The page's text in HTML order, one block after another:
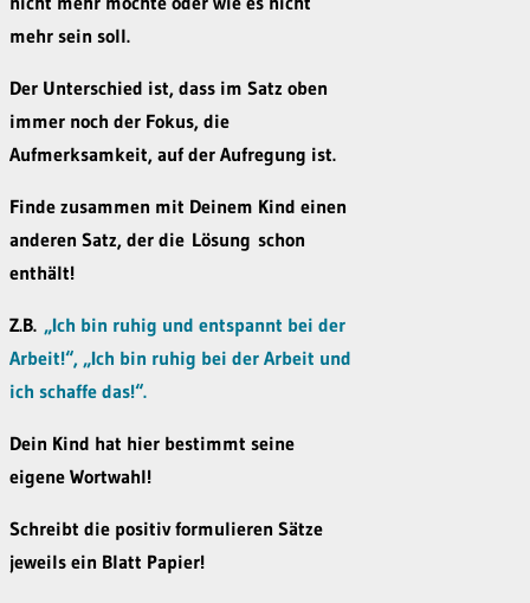
mehr sein soll.
Der Unterschied ist, dass im Satz oben
immer noch der Fokus, die
Aufmerksamkeit, auf der Aufregung ist.
Finde zusammen mit Deinem Kind einen
anderen Satz, der die Lösung schon
enthält!
Z.B. „Ich bin ruhig und entspannt bei der
Arbeit!“, „Ich bin ruhig bei der Arbeit und
ich schaffe das!“.
Dein Kind hat hier bestimmt seine
eigene Wortwahl!
Schreibt die positiv formulieren Sätze
jeweils ein Blatt Papier!